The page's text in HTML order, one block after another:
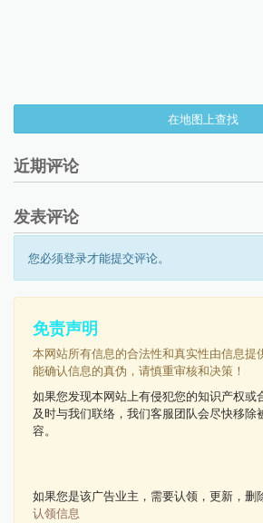
在地图上查找
近期评论
发表评论
您必须登录才能提交评论。
免责声明
本网站所有信息的合法性和真实性由信息提
能确认信息的真伪，请慎重审核和决策！
如果您发现本网站上有侵犯您的知识产权或
及时与我们联络，我们客服团队会尽快移除
容。
如果您是该广告业主，需要认领，更新，删
认领信息